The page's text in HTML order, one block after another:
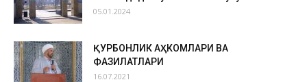
05.01.2024
ҚУРБОНЛИК АҲКОМЛАРИ ВА
ФАЗИЛАТЛАРИ
16.07.2021